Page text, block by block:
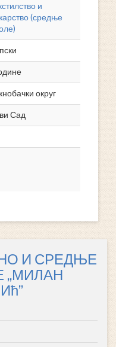
и
(средње
округ
Сад
И СРЕДЊЕ
„МИЛАН